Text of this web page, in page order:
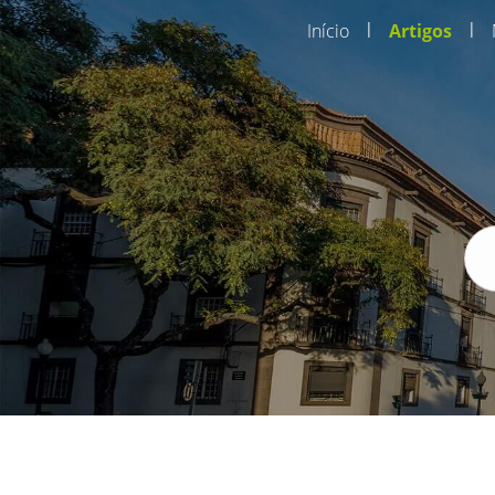
Início | Artigos |